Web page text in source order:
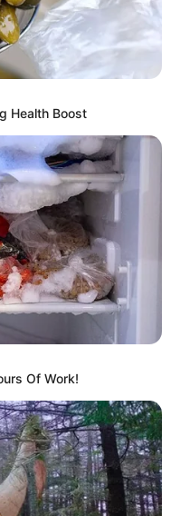
στοGoogle
Health Boost
Of Work!